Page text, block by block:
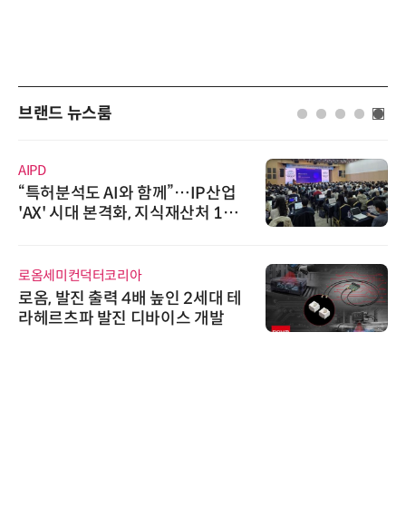
브랜드 뉴스룸
AIPD
“특허분석도 AI와 함께”…IP산업
'AX' 시대 본격화, 지식재산처 1호
로옴세미컨덕터코리아
로옴, 발진 출력 4배 높인 2세대 테
라헤르츠파 발진 디바이스 개발